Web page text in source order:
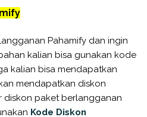
Pahamify dan ingin
kalian bisa gunakan kode
kalian bisa mendapatkan
mendapatkan diskon
diskon paket berlangganan
Kode Diskon